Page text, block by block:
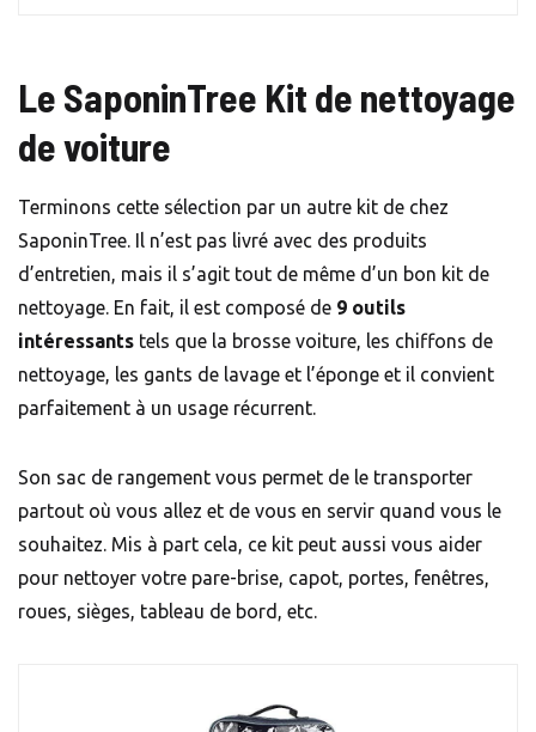
Le SaponinTree Kit de nettoyage
de voiture
Terminons cette sélection par un autre kit de chez
SaponinTree. Il n’est pas livré avec des produits
d’entretien, mais il s’agit tout de même d’un bon kit de
nettoyage. En fait, il est composé de 9 outils
intéressants tels que la brosse voiture, les chiffons de
nettoyage, les gants de lavage et l’éponge et il convient
parfaitement à un usage récurrent.
Son sac de rangement vous permet de le transporter
partout où vous allez et de vous en servir quand vous le
souhaitez. Mis à part cela, ce kit peut aussi vous aider
pour nettoyer votre pare-brise, capot, portes, fenêtres,
roues, sièges, tableau de bord, etc.